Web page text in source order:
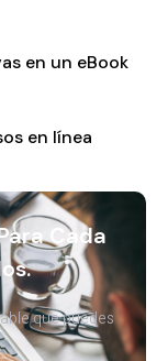
en un eBook
en línea
Cada
que puedes